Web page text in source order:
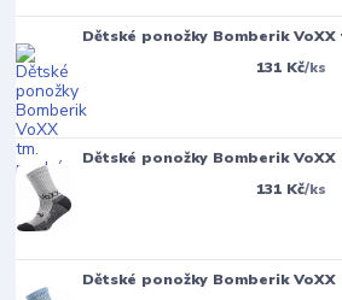
Dětské ponožky Bomberik
131 Kč/ks
Dětské ponožky Bomberik VoXX
131 Kč/ks
Dětské ponožky Bomberik VoXX